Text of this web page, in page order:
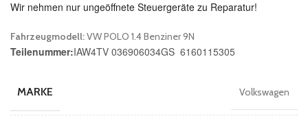
Wir nehmen nur ungeöffnete Steuergeräte zu Reparatur!
Fahrzeugmodell:VW POLO 1.4 Benziner 9N
Teilenummer:IAW4TV 036906034GS 6160115305
MARKE Volkswagen